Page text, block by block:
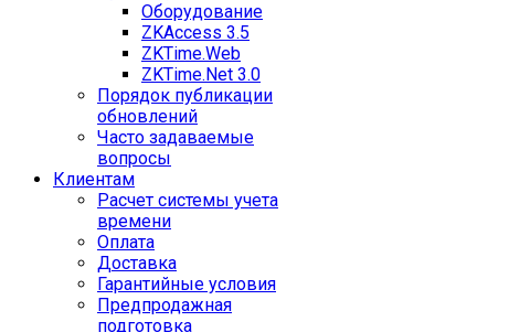
Оборудование
ZKAccess 3.5
ZKTime.Web
ZKTime.Net 3.0
Порядок публикации
обновлений
Часто задаваемые
вопросы
Клиентам
Расчет системы учета
времени
Оплата
Доставка
Гарантийные условия
Предпродажная
подготовка